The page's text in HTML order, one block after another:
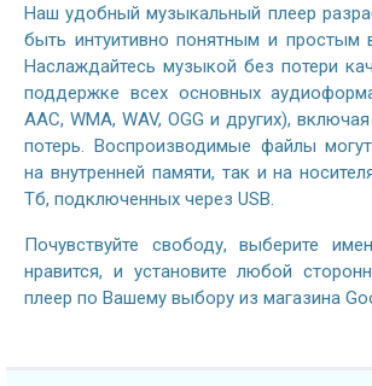
Наш удобный музыкальный плеер
быть интуитивно понятным и простым
Наслаждайтесь музыкой без потери
поддержке всех основных
AAC, WMA, WAV, OGG и других),
потерь. Воспроизводимые файлы
на внутренней памяти, так и на
Тб, подключенных через USB.
Почувствуйте свободу, выберите
нравится, и установите любой
плеер по Вашему выбору из магазина